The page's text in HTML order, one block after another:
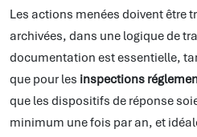
Les actions menées doivent être
archivées, dans une logique de
documentation est essentielle,
que pour les inspections
que les dispositifs de réponse
minimum une fois par an, et